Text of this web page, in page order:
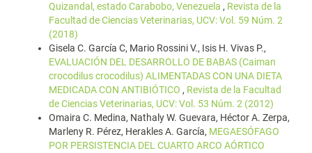
Quizandal, estado Carabobo, Venezuela , Revista de la
Facultad de Ciencias Veterinarias, UCV: Vol. 59 Núm. 2
(2018)
Gisela C. García C, Mario Rossini V., Isis H. Vivas P.,
EVALUACIÓN DEL DESARROLLO DE BABAS (Caiman
crocodilus crocodilus) ALIMENTADAS CON UNA DIETA
MEDICADA CON ANTIBIÓTICO , Revista de la Facultad
de Ciencias Veterinarias, UCV: Vol. 53 Núm. 2 (2012)
Omaira C. Medina, Nathaly W. Guevara, Héctor A. Zerpa,
Marleny R. Pérez, Herakles A. García, MEGAESÓFAGO
POR PERSISTENCIA DEL CUARTO ARCO AÓRTICO